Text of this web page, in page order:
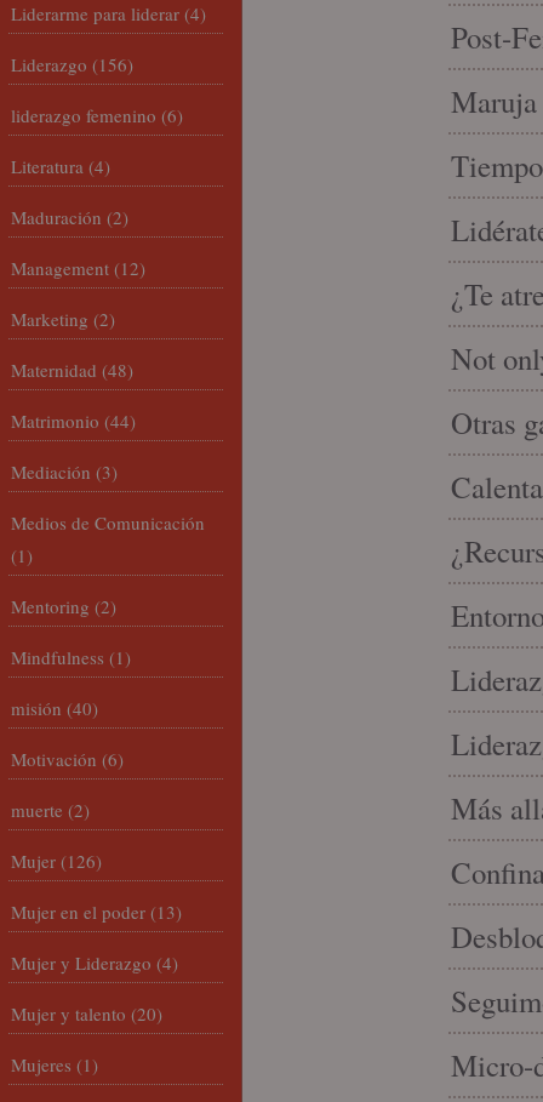
Post-
Maruja
¿Te
Not
Otras
Más
Micro-
Liderarme para liderar (4)
Liderazgo (156)
liderazgo femenino (6)
Literatura (4)
Maduración (2)
Management (12)
Marketing (2)
Maternidad (48)
Matrimonio (44)
Mediación (3)
Medios de Comunicación
(1)
Mentoring (2)
Mindfulness (1)
misión (40)
Motivación (6)
muerte (2)
Mujer (126)
Mujer en el poder (13)
Mujer y Liderazgo (4)
Mujer y talento (20)
Mujeres (1)